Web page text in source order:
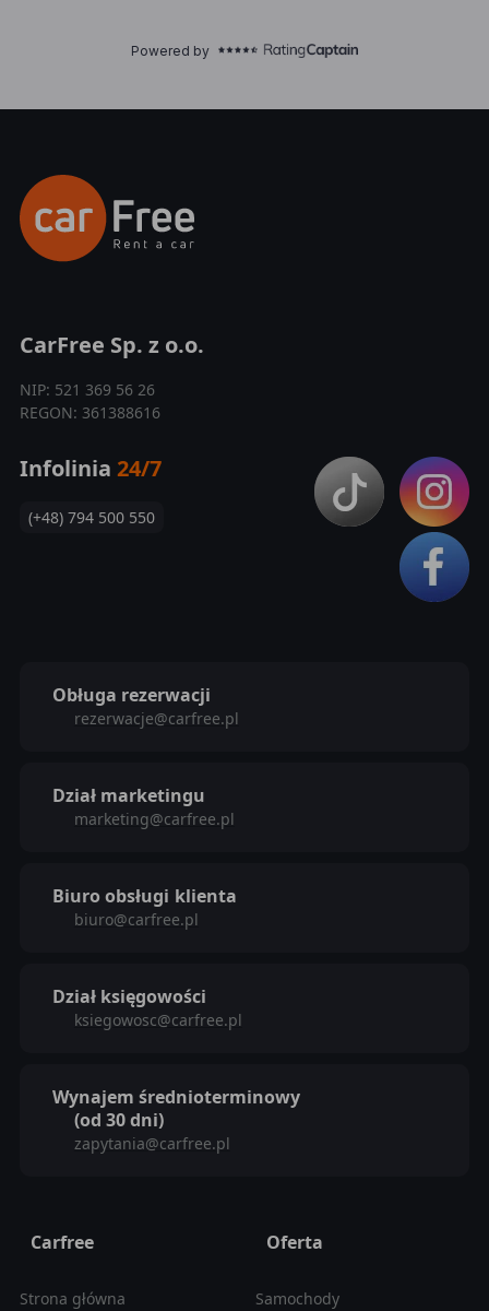
CarFree Sp. z o.o.
NIP: 521 369 56 26
REGON: 361388616
Infolinia 24/7
(+48) 794 500 550
Obługa rezerwacji
rezerwacje@carfree.pl
Dział marketingu
marketing@carfree.pl
Biuro obsługi klienta
biuro@carfree.pl
Dział księgowości
ksiegowosc@carfree.pl
Wynajem średnioterminowy
(od 30 dni)
zapytania@carfree.pl
Carfree
Strona główna
Oferta
Samochody